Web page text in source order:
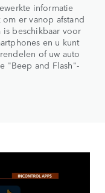
informatie
er vanop afstand
is beschikbaar voor
en u kunt
of uw auto
"Beep and Flash"-